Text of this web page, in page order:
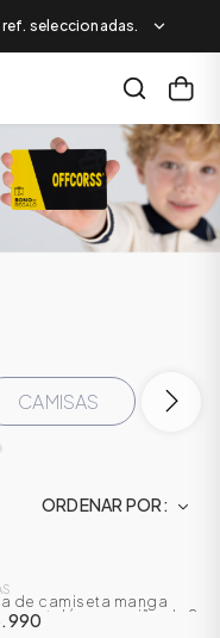
ref. seleccionadas.
CAMISAS
ORDENAR POR
de camiseta manga
pantalón para niño de 2